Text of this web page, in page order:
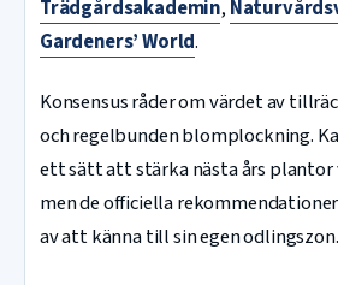
Trädgårdsakademin,
Gardeners’ World.
Konsensus råder om värdet av
och regelbunden blomplockning.
ett sätt att stärka nästa års
men de officiella
av att känna till sin egen odlingszon.